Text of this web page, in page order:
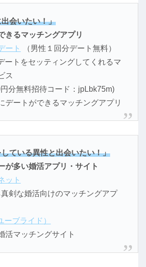
会いたい！」
きるマッチングアプリ
ート
（男性１回分デート無料）
ートをセッティングしてくれるマ
ス
円分無料招待コード：jpLbk75m)
デートができるマッチングアプリ
ている異性と出会いたい！」
が多い婚活アプリ・サイト
ット
真剣な婚活向けのマッチングアプ
ブライド）
活マッチングサイト